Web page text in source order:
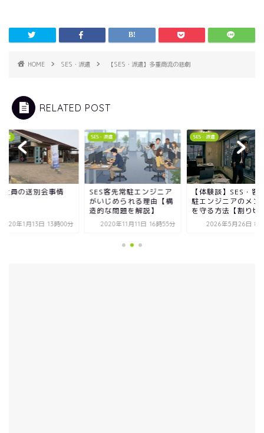
HOME SES・派遣 【SES・派遣】多重商流の悲劇
RELATED POST
派遣
社員の送別会事情
2020年1月13日 13時00分
SES・派遣
SES客先常駐エンジニア
がいじめられる理由【構
造的な問題を解説】
2020年11月11日 16時55分
SES・派遣
【体験談】SES・客
駐エンジニアのメン
を守る方法【割り切
2026年5月26日 8